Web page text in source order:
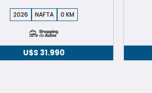
2026 NAFTA 0
U$S31.990